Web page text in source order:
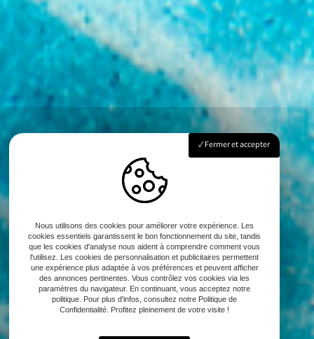
Fermer et accepter
Nous utilisons des cookies pour améliorer votre expérience. Les
cookies essentiels garantissent le bon fonctionnement du site, tandis
que les cookies d'analyse nous aident à comprendre comment vous
l'utilisez. Les cookies de personnalisation et publicitaires permettent
une expérience plus adaptée à vos préférences et peuvent afficher
des annonces pertinentes. Vous contrôlez vos cookies via les
paramètres du navigateur. En continuant, vous acceptez notre
politique. Pour plus d'infos, consultez notre Politique de
Confidentialité. Profitez pleinement de votre visite !